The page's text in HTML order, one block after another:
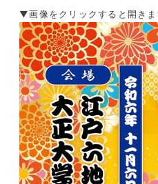
▼画像をクリックすると開きま